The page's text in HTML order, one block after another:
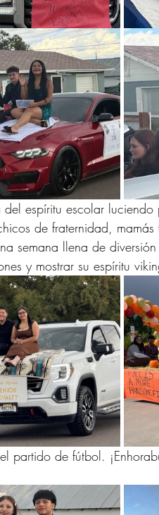
espíritu escolar
de fraternidad, mamás
semana llena de
y mostrar su espíritu
partido de fútbol.